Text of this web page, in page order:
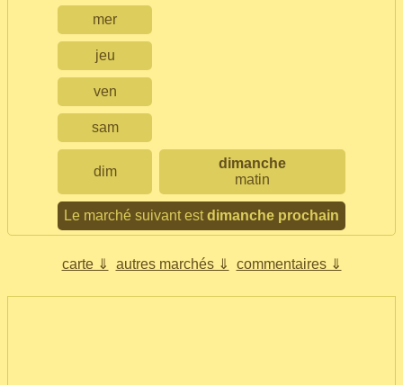
mer
jeu
ven
sam
dim
dimanche
matin
Le marché suivant estdimanche prochain
carte ⇓ autres marchés ⇓ commentaires ⇓